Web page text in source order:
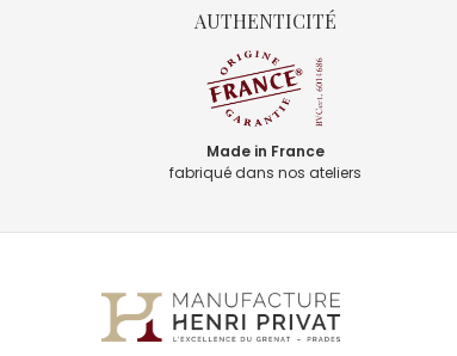
AUTHENTICITÉ
Made in France
fabriqué dans nos ateliers